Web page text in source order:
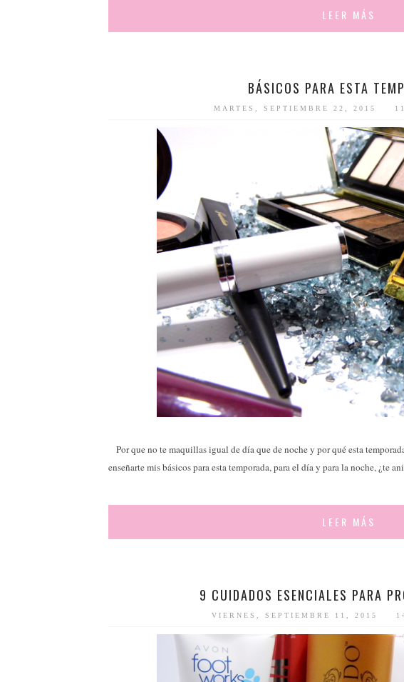
LEER MÁS
BÁSICOS PARA ESTA
MARTES, SEPTIEMBRE 22, 2015
Por que no te maquillas igual de día que de noche y por qué esta
enseñarte mis básicos para esta temporada, para el día y para la noche, ¿te
LEER MÁS
9 CUIDADOS ESENCIALES PARA
VIERNES, SEPTIEMBRE 11, 2015